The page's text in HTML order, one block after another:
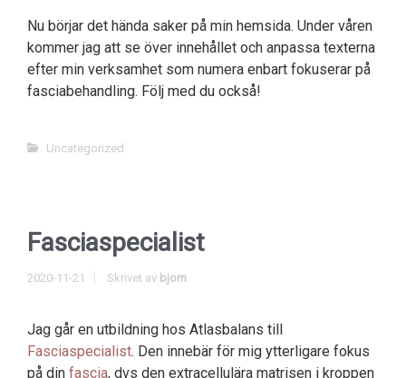
Nu börjar det hända saker på min hemsida. Under våren
kommer jag att se över innehållet och anpassa texterna
efter min verksamhet som numera enbart fokuserar på
fasciabehandling. Följ med du också!
Uncategorized
Fasciaspecialist
2020-11-21 Skrivet av bjorn
Jag går en utbildning hos Atlasbalans till
Fasciaspecialist. Den innebär för mig ytterligare fokus
på din fascia, dvs den extracellulära matrisen i kroppen